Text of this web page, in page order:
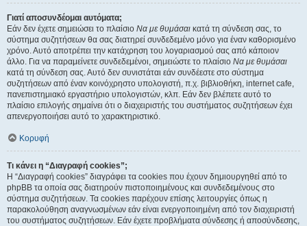
Γιατί αποσυνδέομαι αυτόματα;
Εάν δεν έχετε σημειώσει το πλαίσιο Να με θυμάσαι κατά τη σύνδεση σας, το
σύστημα συζητήσεων θα σας διατηρεί συνδεδεμένο μόνο για έναν καθορισμένο
χρόνο. Αυτό αποτρέπει την κατάχρηση του λογαριασμού σας από κάποιον
άλλο. Για να παραμείνετε συνδεδεμένοι, σημειώστε το πλαίσιο Να με θυμάσαι
κατά τη σύνδεση σας. Αυτό δεν συνιστάται εάν συνδέεστε στο σύστημα
συζητήσεων από έναν κοινόχρηστο υπολογιστή, π.χ. βιβλιοθήκη, internet cafe,
πανεπιστημιακό εργαστήριο υπολογιστών, κλπ. Εάν δεν βλέπετε αυτό το
πλαίσιο επιλογής σημαίνει ότι ο διαχειριστής του συστήματος συζητήσεων έχει
απενεργοποιήσει αυτό το χαρακτηριστικό.
Κορυφή
Τι κάνει η “Διαγραφή cookies”;
Η “Διαγραφή cookies” διαγράφει τα cookies που έχουν δημιουργηθεί από το
phpBB τα οποία σας διατηρούν πιστοποιημένους και συνδεδεμένους στο
σύστημα συζητήσεων. Τα cookies παρέχουν επίσης λειτουργίες όπως η
παρακολούθηση αναγνωσμένων εάν είναι ενεργοποιημένη από τον διαχειριστή
του συστήματος συζητήσεων. Εάν έχετε προβλήματα σύνδεσης ή αποσύνδεσης,